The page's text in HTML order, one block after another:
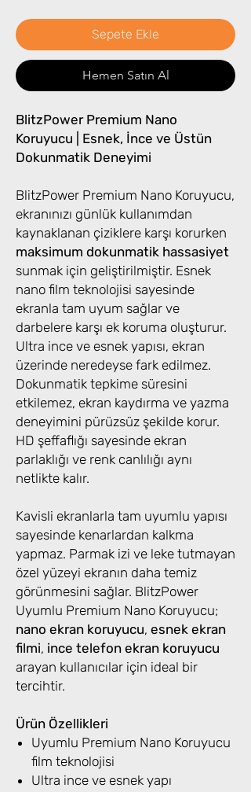
Sepete Ekle
Hemen Satın Al
BlitzPower Premium Nano
Koruyucu | Esnek, İnce ve Üstün
Dokunmatik Deneyimi
BlitzPower Premium Nano Koruyucu,
ekranınızı günlük kullanımdan
kaynaklanan çiziklere karşı korurken
maksimum dokunmatik hassasiyet
sunmak için geliştirilmiştir. Esnek
nano film teknolojisi sayesinde
ekranla tam uyum sağlar ve
darbelere karşı ek koruma oluşturur.
Ultra ince ve esnek yapısı, ekran
üzerinde neredeyse fark edilmez.
Dokunmatik tepkime süresini
etkilemez, ekran kaydırma ve yazma
deneyimini pürüzsüz şekilde korur.
HD şeffaflığı sayesinde ekran
parlaklığı ve renk canlılığı aynı
netlikte kalır.
Kavisli ekranlarla tam uyumlu yapısı
sayesinde kenarlardan kalkma
yapmaz. Parmak izi ve leke tutmayan
özel yüzeyi ekranın daha temiz
görünmesini sağlar. BlitzPower
Uyumlu Premium Nano Koruyucu;
nano ekran koruyucu, esnek ekran
filmi, ince telefon ekran koruyucu
arayan kullanıcılar için ideal bir
tercihtir.
Ürün Özellikleri
Uyumlu Premium Nano Koruyucu
film teknolojisi
Ultra ince ve esnek yapı